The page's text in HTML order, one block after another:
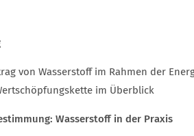
von Wasserstoff im Rahmen der
im Überblick
Wasserstoff in der Praxis